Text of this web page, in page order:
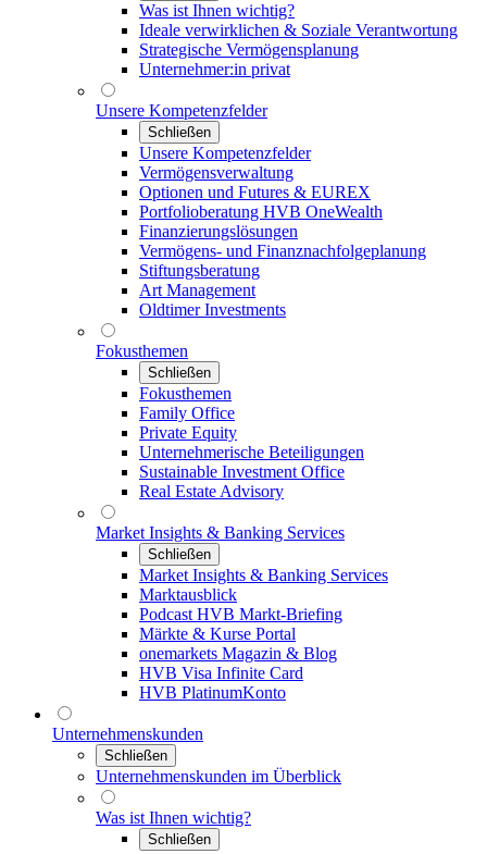
Was ist Ihnen wichtig?
Ideale verwirklichen & Soziale Verantwortung
Strategische Vermögensplanung
Unternehmer:in privat
Unsere Kompetenzfelder
Schließen
Unsere Kompetenzfelder
Vermögensverwaltung
Optionen und Futures & EUREX
Portfolioberatung HVB OneWealth
Finanzierungslösungen
Vermögens- und Finanznachfolgeplanung
Stiftungsberatung
Art Management
Oldtimer Investments
Fokusthemen
Schließen
Fokusthemen
Family Office
Private Equity
Unternehmerische Beteiligungen
Sustainable Investment Office
Real Estate Advisory
Market Insights & Banking Services
Schließen
Market Insights & Banking Services
Marktausblick
Podcast HVB Markt-Briefing
Märkte & Kurse Portal
onemarkets Magazin & Blog
HVB Visa Infinite Card
HVB PlatinumKonto
Unternehmenskunden
Schließen
Unternehmenskunden im Überblick
Was ist Ihnen wichtig?
Schließen